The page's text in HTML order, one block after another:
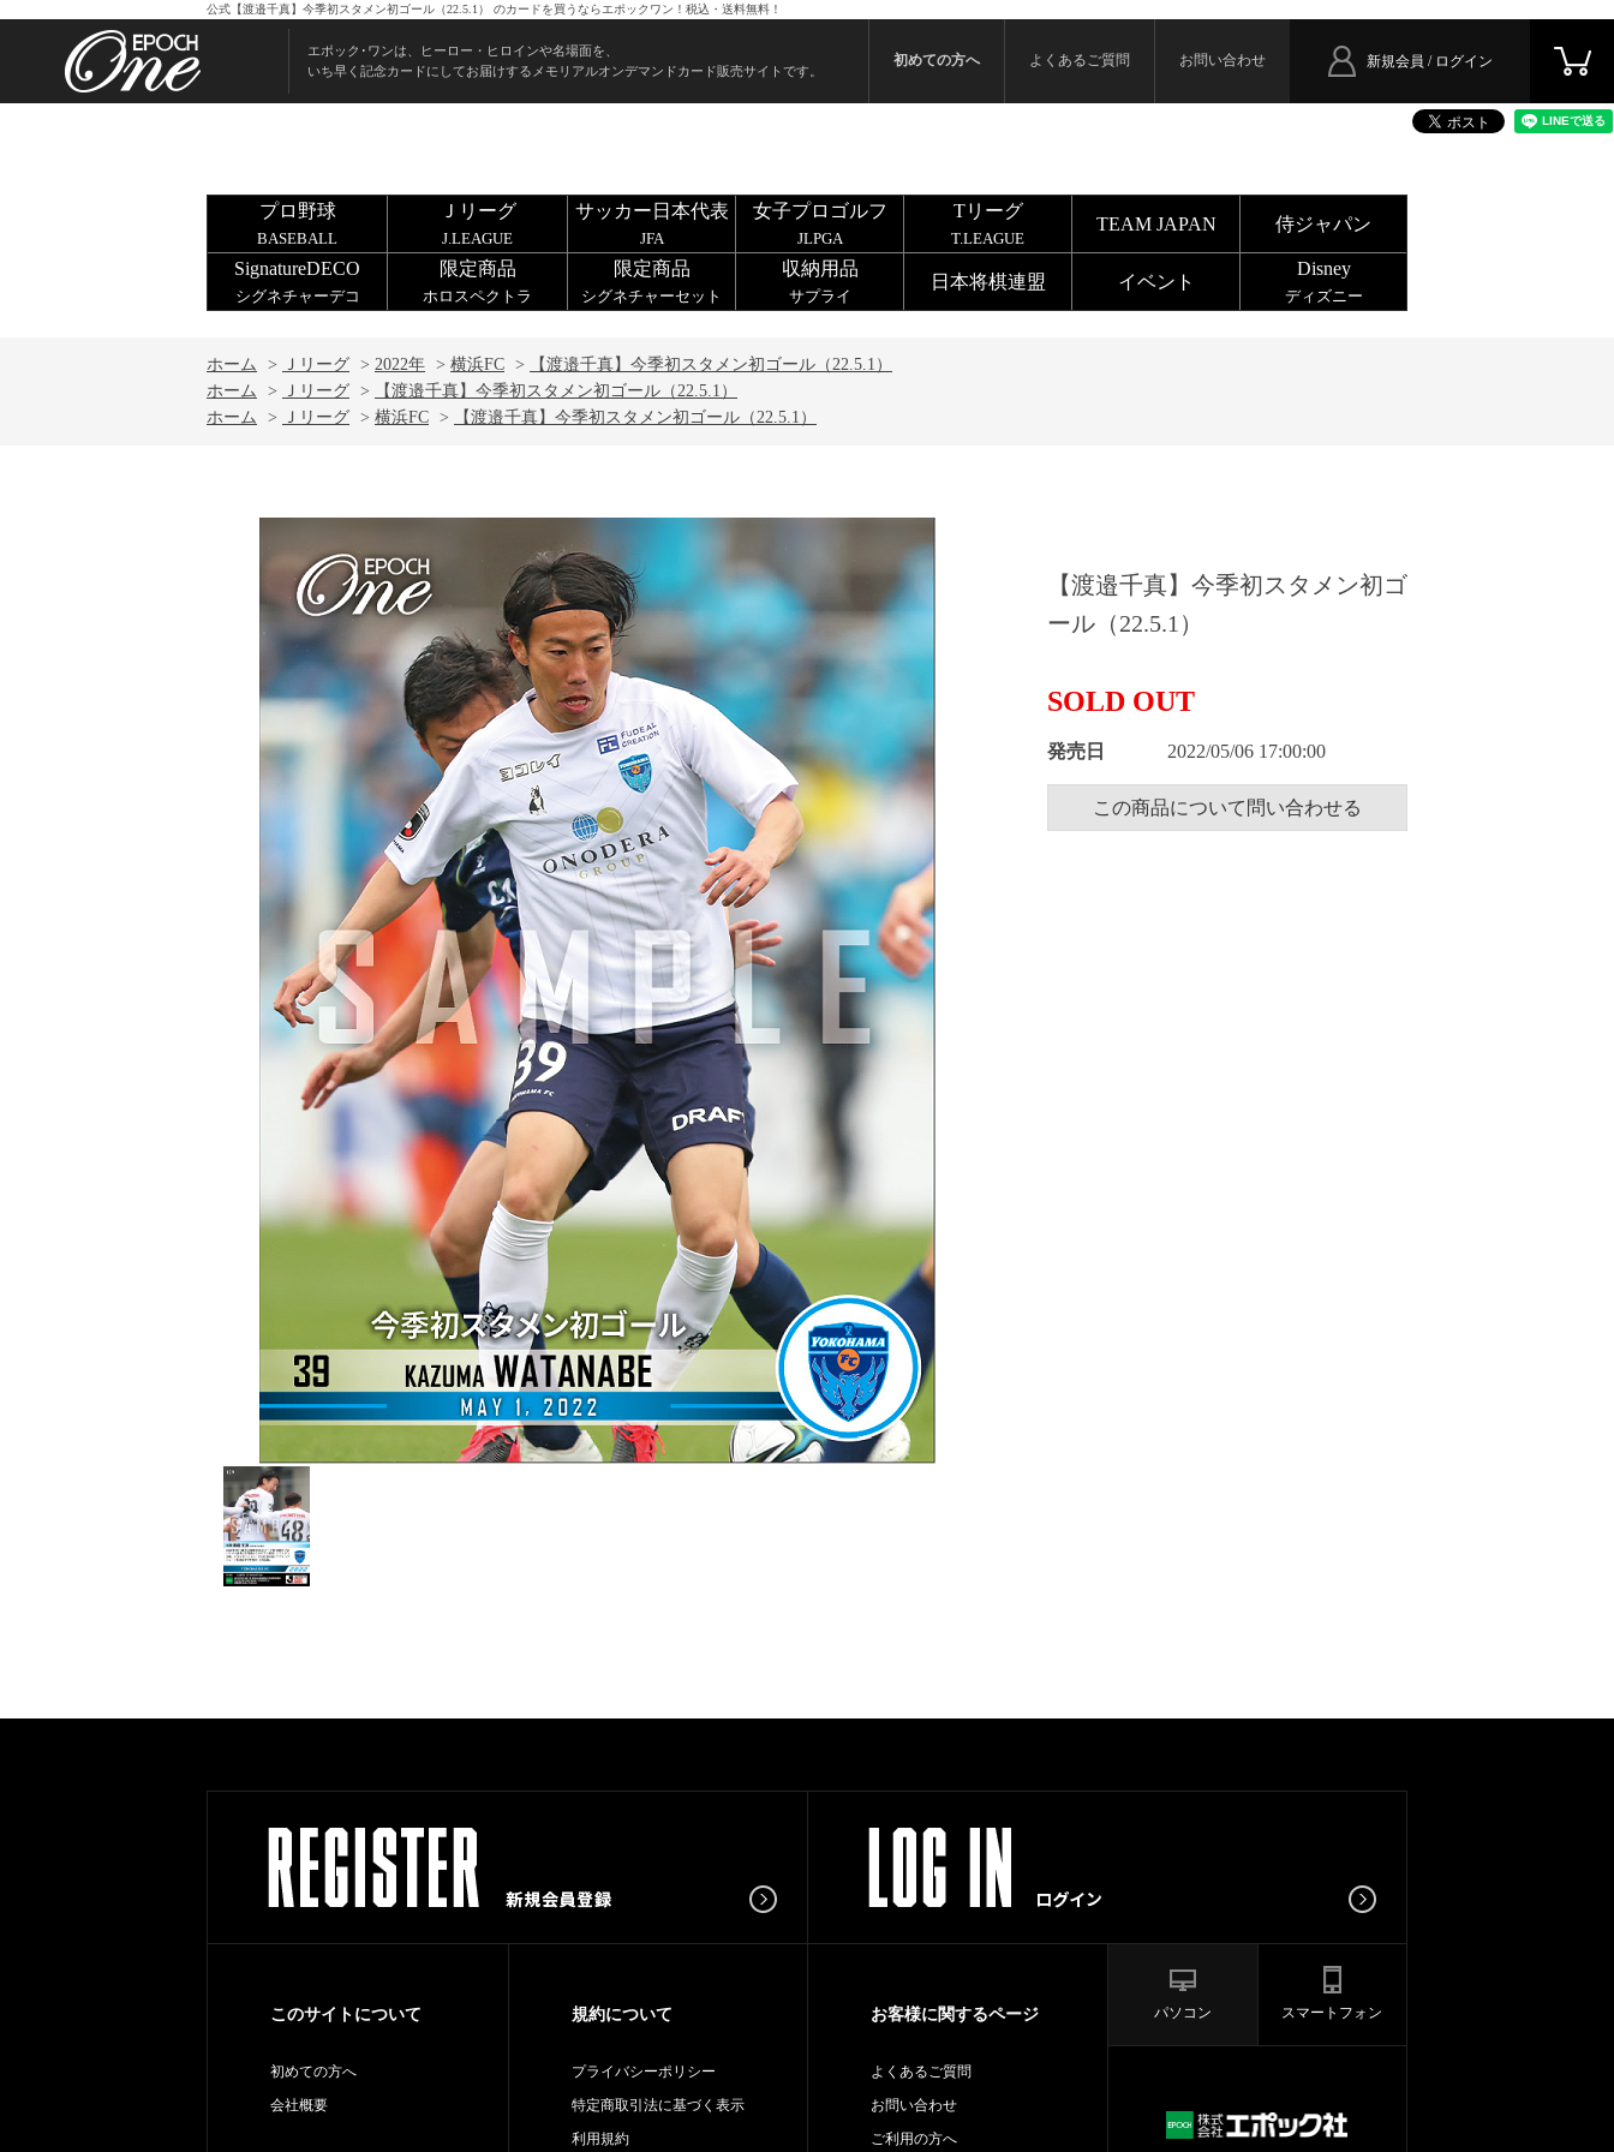
公式【渡邉千真】今季初スタメン初ゴール（22.5.1） のカードを買うならエポックワン！税込・送料無料！
エポック･ワンは、ヒーロー・ヒロインや名場面を、
いち早く記念カードにしてお届けするメモリアルオンデマンドカード販売サイトです。
新規会員 / ログイン
初めての方へ よくあるご質問 お問い合わせ
プロ野球
BASEBALL
Ｊリーグ
J.LEAGUE
サッカー日本代表
JFA
女子プロゴルフ
JLPGA
Tリーグ
T.LEAGUE
TEAM JAPAN 侍ジャパン
SignatureDECO
シグネチャーデコ
限定商品
ホロスペクトラ
限定商品
シグネチャーセット
収納用品
サプライ
日本将棋連盟 イベント
Disney
ディズニー
ホーム > Ｊリーグ > 2022年 > 横浜FC >
【渡邉千真】今季初スタメン初ゴール（22.5.1）
ホーム
> Ｊリーグ >
【渡邉千真】今季初スタメン初ゴール（22.5.1）
ホーム
> Ｊリーグ > 横浜FC > 【渡邉千真】今季初スタメン初ゴール（22.5.1）
【渡邉千真】今季初スタメン初ゴ
ール（22.5.1）
SOLD OUT
発売日 2022/05/06 17:00:00
この商品について問い合わせる
このサイトについて
初めての方へ
会社概要
規約について
プライバシーポリシー
特定商取引法に基づく表示
利用規約
お客様に関するページ
よくあるご質問
お問い合わせ
ご利用の方へ
パソコン スマートフォン